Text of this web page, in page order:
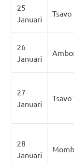
25
Januari
Tsavo
26
Januari
27
Januari
28
Januari